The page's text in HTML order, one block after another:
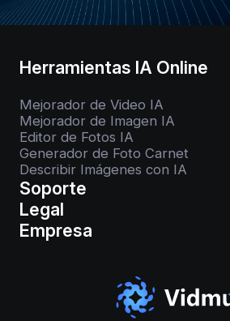
Herramientas IA Online
Mejorador de Video IA
Mejorador de Imagen IA
Editor de Fotos IA
Generador de Foto Carnet
Describir Imágenes con IA
Soporte
Legal
Empresa